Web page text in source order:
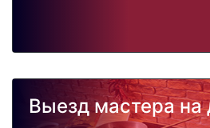
Выезд мастера на